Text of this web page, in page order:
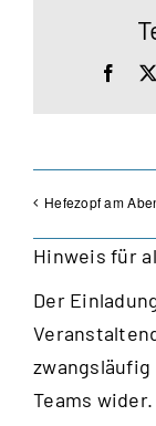
Hefezopf am
Hinweis für
Der
Teams wider.